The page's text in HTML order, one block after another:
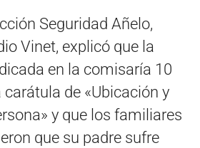
Seguridad Añelo,
Vinet, explicó que la
en la comisaría 10
carátula de «Ubicación y
y que los familiares
que su padre sufre